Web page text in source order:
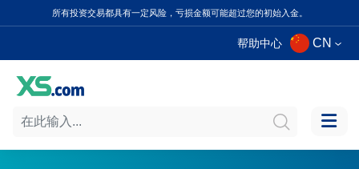
所有投资交易都具有一定风险，亏损金额可能超过您的初始入金。
帮助中心 CN